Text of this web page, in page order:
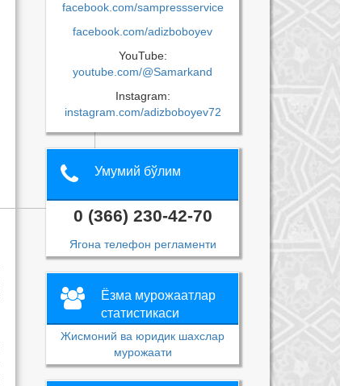
facebook.com/sampressservice
facebook.com/adizboboyev
YouTube:
youtube.com/@Samarkand
Instagram:
instagram.com/adizboboyev72
Умумий бўлим
0 (366) 230-42-70
Ягона телефон регламенти
Ёзма мурожаатлар
статистикаси
Жисмоний ва юридик шахслар
мурожаати